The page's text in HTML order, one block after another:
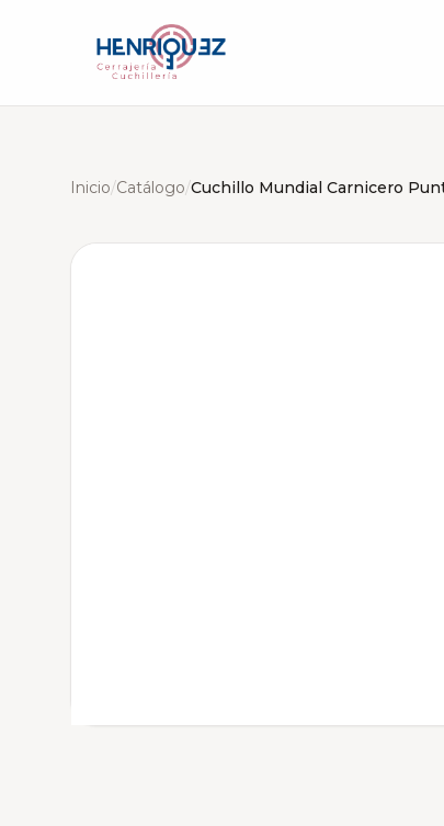
Inicio/Catálogo/